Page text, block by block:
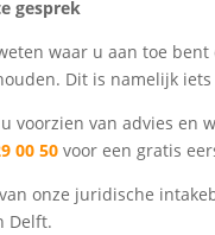
gesprek
waar u aan toe
Dit is namelijk
voorzien van advies en
00 50 voor een gratis
onze juridische
Delft.